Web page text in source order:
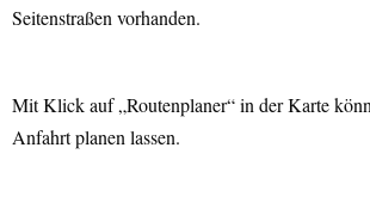
Seitenstraßen vorhanden.
Mit Klick auf „Routenplaner“ in der Karte
Anfahrt planen lassen.